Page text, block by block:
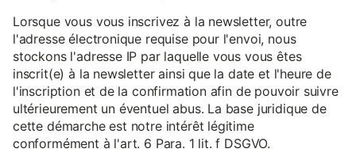
Lorsque vous vous inscrivez à la newsletter, outre
l'adresse électronique requise pour l'envoi, nous
stockons l'adresse IP par laquelle vous vous êtes
inscrit(e) à la newsletter ainsi que la date et l'heure de
l'inscription et de la confirmation afin de pouvoir suivre
ultérieurement un éventuel abus. La base juridique de
cette démarche est notre intérêt légitime
conformément à l'art. 6 Para. 1 lit. f DSGVO.